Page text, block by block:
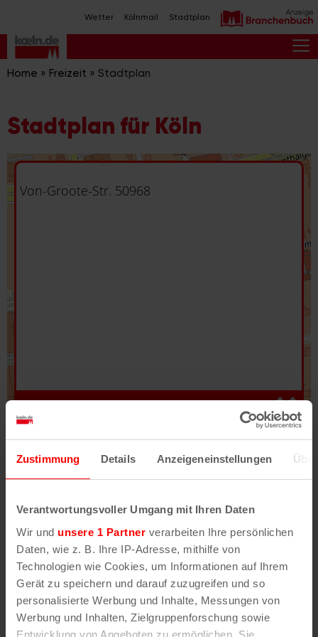
Zustimmung Details Anzeigeneinstellungen
Verantwortungsvoller Umgang mit Ihren Daten
Wir und unsere 1 Partner verarbeiten Ihre persönlichen
Daten, wie z. B. Ihre IP-Adresse, mithilfe von
Technologien wie Cookies, um Informationen auf Ihrem
Gerät zu speichern und darauf zuzugreifen und so
personalisierte Werbung und Inhalte, Messungen von
Werbung und Inhalten, Zielgruppenforschung sowie
Entwicklung von Angeboten zu ermöglichen. Sie
Inhalt
springen
Wetter Kölnmail Stadtplan
Home » Freizeit » Stadtplan
Stadtplan für Köln
Fehler/Problem melden
Darstellung des RVR-Kartenwerks
Stadtplanwerk
erhältst Du unsere koeln.de-Karte mit vielen
weiteren Details wie z.B. Hausnummern.
Unser Stadtplan basiert auf Daten des
OpenStreetMap
-Projekts (
© OpenStreetMap
Mitwirkende
) und von OpenCycleMap.org